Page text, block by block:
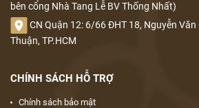
bên cổng Nhà Tang Lễ BV Thống Nhất)
CN Quận 12: 6/66 ĐHT 18, Nguyễn Văn
Thuận, TP.HCM
CHÍNH SÁCH HỖ TRỢ
Chính sách bảo mật